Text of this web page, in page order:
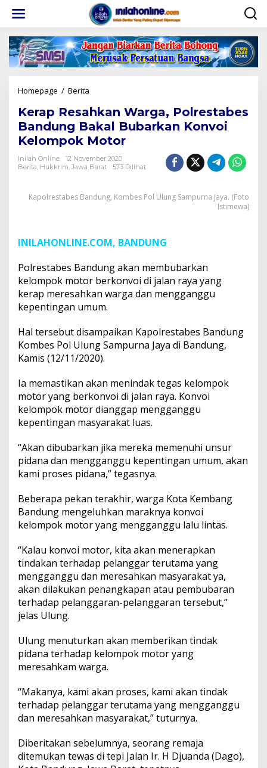
konten
Homepage / Berita
Warga,
Polrestabes
Bandung
Bakal
Bubarkan
Konvoi
Kerap Resahkan Warga, Polrestabes
Bandung Bakal Bubarkan Konvoi
Kelompok Motor
Inilah Online
12 November 2020
Berita Hukkrim Jawa Barat 573 Dilihat
Kapolrestabes Bandung, Kombes Pol Ulung Sampurna Jaya. (Foto
Istimewa)
INILAHONLINE.COM, BANDUNG
Polrestabes Bandung akan membubarkan
kelompok motor berkonvoi di jalan raya yang
kerap meresahkan warga dan mengganggu
kepentingan umum.
Hal tersebut disampaikan Kapolrestabes Bandung
Kombes Pol Ulung Sampurna Jaya di Bandung,
Kamis (12/11/2020).
Ia memastikan akan menindak tegas kelompok
motor yang berkonvoi di jalan raya. Konvoi
kelompok motor dianggap mengganggu
kepentingan masyarakat luas.
“Akan dibubarkan jika mereka memenuhi unsur
pidana dan mengganggu kepentingan umum, akan
kami proses pidana,” tegasnya.
Beberapa pekan terakhir, warga Kota Kembang
Bandung mengeluhkan maraknya konvoi
kelompok motor yang mengganggu lalu lintas.
“Kalau konvoi motor, kita akan menerapkan
tindakan terhadap pelanggar terutama yang
mengganggu dan meresahkan masyarakat ya,
akan dilakukan penangkapan atau pembubaran
terhadap pelanggaran-pelanggaran tersebut,”
jelas Ulung.
Ulung menuturkan akan memberikan tindak
pidana terhadap kelompok motor yang
meresahkam warga.
“Makanya, kami akan proses, kami akan tindak
terhadap pelanggar terutama yang mengganggu
dan meresahkan masyarakat,” tuturnya.
Diberitakan sebelumnya, seorang remaja
ditemukan tewas di tepi Jalan Ir. H Djuanda (Dago),